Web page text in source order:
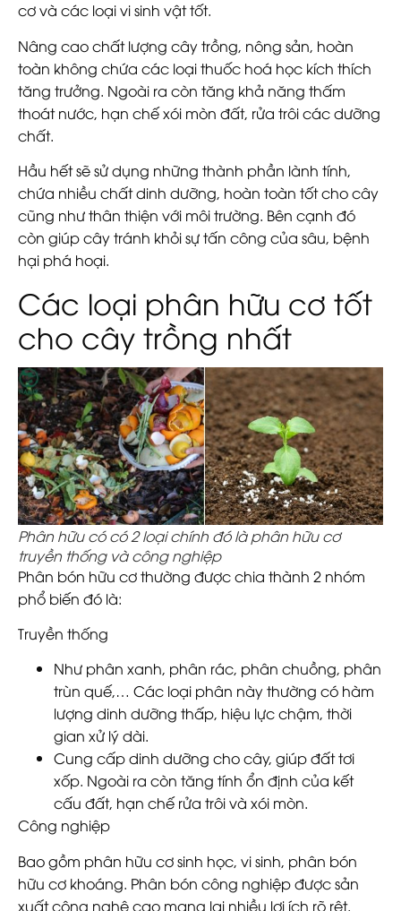
cơ và các loại vi sinh vật tốt.
Nâng cao chất lượng cây trồng, nông sản, hoàn
toàn không chứa các loại thuốc hoá học kích thích
tăng trưởng. Ngoài ra còn tăng khả năng thấm
thoát nước, hạn chế xói mòn đất, rửa trôi các dưỡng
chất.
Hầu hết sẽ sử dụng những thành phần lành tính,
chứa nhiều chất dinh dưỡng, hoàn toàn tốt cho cây
cũng như thân thiện với môi trường. Bên cạnh đó
còn giúp cây tránh khỏi sự tấn công của sâu, bệnh
hại phá hoại.
Các loại phân hữu cơ tốt
cho cây trồng nhất
Phân hữu có có 2 loại chính đó là phân hữu cơ
truyền thống và công nghiệp
Phân bón hữu cơ thường được chia thành 2 nhóm
phổ biến đó là:
Truyền thống
Như phân xanh, phân rác, phân chuồng, phân
trùn quế,… Các loại phân này thường có hàm
lượng dinh dưỡng thấp, hiệu lực chậm, thời
gian xử lý dài.
Cung cấp dinh dưỡng cho cây, giúp đất tơi
xốp. Ngoài ra còn tăng tính ổn định của kết
cấu đất, hạn chế rửa trôi và xói mòn.
Công nghiệp
Bao gồm phân hữu cơ sinh học, vi sinh, phân bón
hữu cơ khoáng. Phân bón công nghiệp được sản
xuất công nghệ cao mang lại nhiều lợi ích rõ rệt.